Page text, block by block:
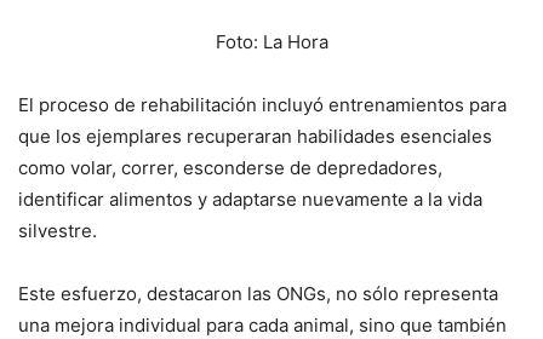
Foto: La Hora
El proceso de rehabilitación incluyó entrenamientos para
que los ejemplares recuperaran habilidades esenciales
como volar, correr, esconderse de depredadores,
identificar alimentos y adaptarse nuevamente a la vida
silvestre.
Este esfuerzo, destacaron las ONGs, no sólo representa
una mejora individual para cada animal, sino que también